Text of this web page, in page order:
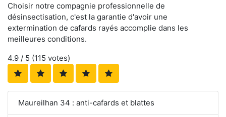
Choisir notre compagnie professionnelle de
désinsectisation, c'est la garantie d'avoir une
extermination de cafards rayés accomplie dans les
meilleures conditions.
4.9 / 5 (115 votes)
Maureilhan 34 : anti-cafards et blattes